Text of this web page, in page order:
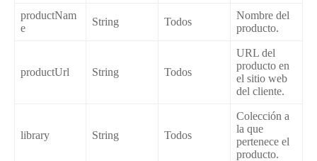
productNam
e
String Todos
Nombre del
producto.
productUrl String Todos
URL del
producto en
el sitio web
del cliente.
library String Todos
Colección a
la que
pertenece el
producto.